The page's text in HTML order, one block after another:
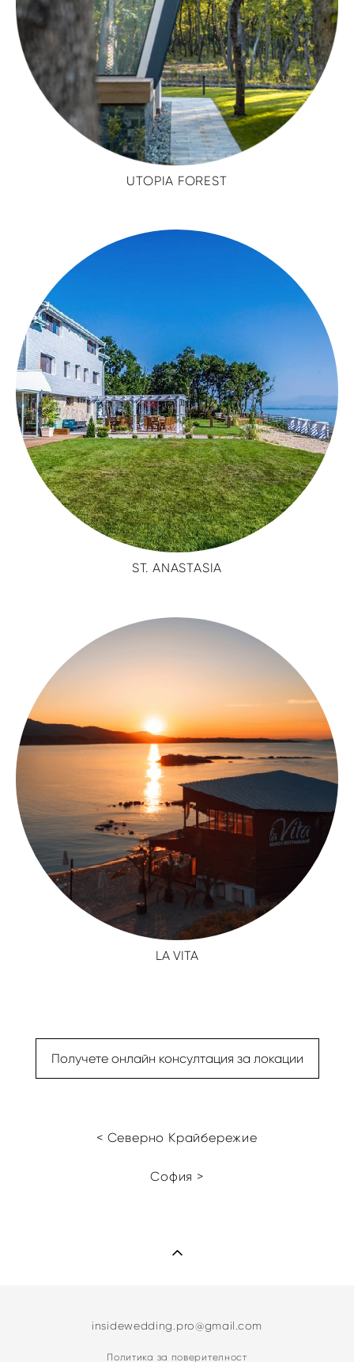
UTOPIA FOREST
ST. ANASTASIA
LA VITA
Получете онлайн консултация за локации
< Северно Крайбережие
София >
insidewedding.pro@gmail.com
Политика за поверителност